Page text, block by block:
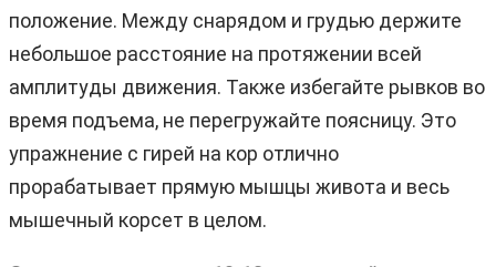
положение. Между снарядом и грудью держите
небольшое расстояние на протяжении всей
амплитуды движения. Также избегайте рывков во
время подъема, не перегружайте поясницу. Это
упражнение с гирей на кор отлично
прорабатывает прямую мышцы живота и весь
мышечный корсет в целом.